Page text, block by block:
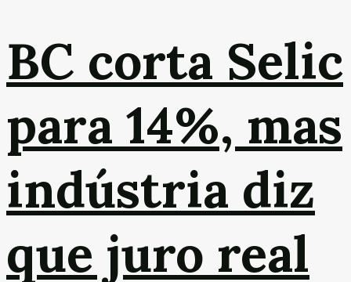
BC corta Selic
para 14%, mas
indústria diz
que juro real